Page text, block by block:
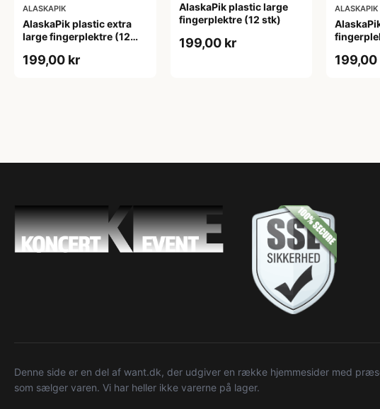
ALASKAPIK
AlaskaPik plastic extra
large fingerplektre (12
199,00 kr
AlaskaPik plastic large
fingerplektre (12 stk)
199,00 kr
ALASKAPIK
199,00
Denne side er en del af want.dk, der udgiver en række hjemmesider med
som sælger varen. Vi har heller ikke varerne på lager.